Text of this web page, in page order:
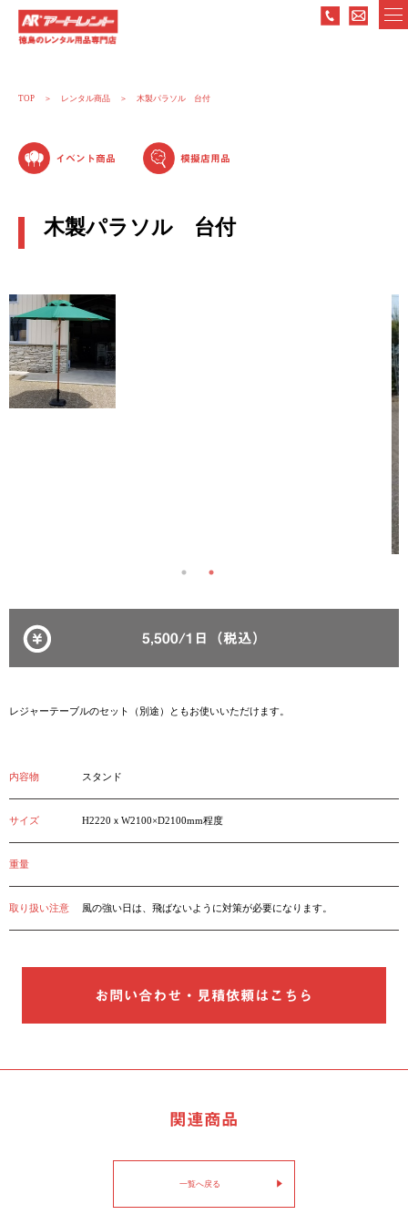
TOP レンタル商品 木製パラソル 台付
イベント商品 模擬店用品
木製パラソル 台付
5,500/1日（税込）
レジャーテーブルのセット（別途）ともお使いいただけます。
内容物 スタンド
サイズ H2220ｘW2100×D2100mm程度
重量
取り扱い注意 風の強い日は、飛ばないように対策が必要になります。
お問い合わせ・見積依頼はこちら
関連商品
一覧へ戻る